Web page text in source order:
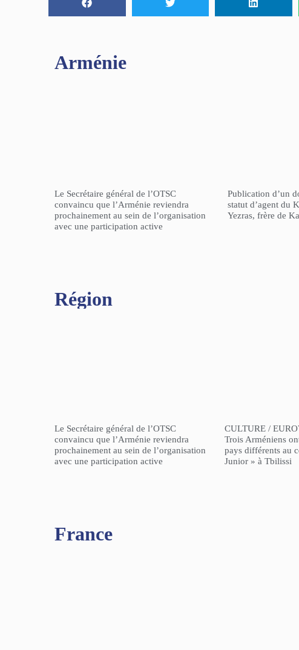
Arménie
Le Secrétaire général de l’OTSC
convaincu que l’Arménie reviendra
prochainement au sein de l’organisation
avec une participation active
Publication d’un
statut d’agent du
Yezras, frère de
Région​
Le Secrétaire général de l’OTSC
convaincu que l’Arménie reviendra
prochainement au sein de l’organisation
avec une participation active
CULTURE /
Trois Arméniens
pays différents au
Junior » à Tbilissi
France